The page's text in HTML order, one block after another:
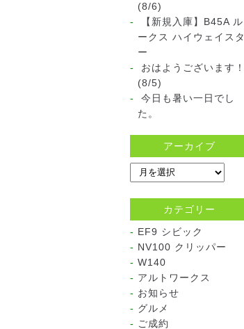
(8/6)
【新規入庫】B45A ル
ークス ハイウェイスタ
ー
おはようございます！
(8/5)
今日も暑い一日でし
た。
アーカイブ
カテゴリー
EF9 シビック
NV100 クリッパー
W140
アルトワークス
お知らせ
グルメ
ご成約